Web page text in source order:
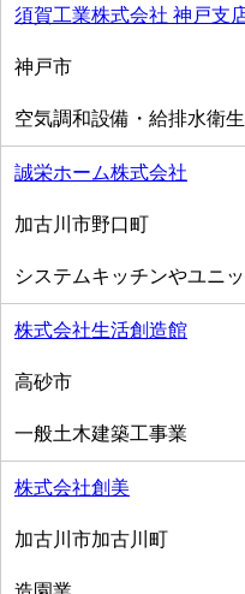
須賀工業株式会社 神戸支
神戸市
空気調和設備・給排水衛
誠栄ホーム株式会社
加古川市野口町
システムキッチンやユニ
株式会社生活創造館
高砂市
一般土木建築工事業
株式会社創美
加古川市加古川町